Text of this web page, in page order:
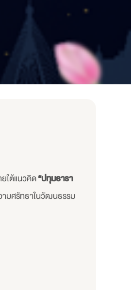
ใต้แนวคิด“ปทุมธารา
มศรัทธาในวัฒนธรรม